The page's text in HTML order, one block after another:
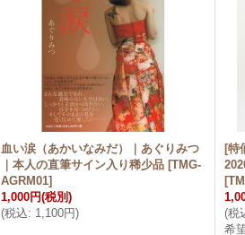
血い涙（あかいなみだ）｜あぐりみつ
｜本人の直筆サイン入り稀少品 [TMG-
AGRM01]
1,000円(税別)
(税込: 1,100円)
[特
[
(税
希